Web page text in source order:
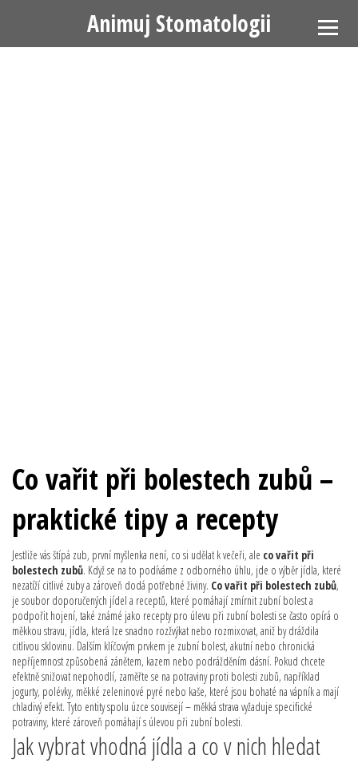
Animuj Stomatologii
Co vařit při bolestech zubů –
praktické tipy a recepty
Jestliže vás štípá zub, první myšlenka není, co si udělat k večeři, ale co vařit při
bolestech zubů. Když se na to podíváme z odborného úhlu, jde o výběr jídla, které
nezatíží citlivé zuby a zároveň dodá potřebné živiny. Co vařit při bolestech zubů,
je soubor doporučených jídel a receptů, které pomáhají zmírnit zubní bolest a
podpořit hojení, také známé jako recepty pro úlevu při zubní bolesti se často opírá o
měkkou stravu, jídla, která lze snadno rozžvýkat nebo rozmixovat, aniž by dráždila
citlivou sklovinu. Dalším klíčovým prvkem je zubní bolest, akutní nebo chronická
nepříjemnost způsobená zánětem, kazem nebo podrážděním dásní. Pokud chcete
efektně snižovat nepohodlí, zaměřte se na potraviny proti bolesti zubů, například
jogurty, polévky, měkké zeleninové pyré nebo kaše, které jsou bohaté na vápník a mají
chladivý efekt. Tyto entity spolu úzce souvisejí – měkká strava vyžaduje specifické
potraviny, které zároveň pomáhají s úlevou při zubní bolesti.
Jak vybrat vhodná jídla a co v nich hledat